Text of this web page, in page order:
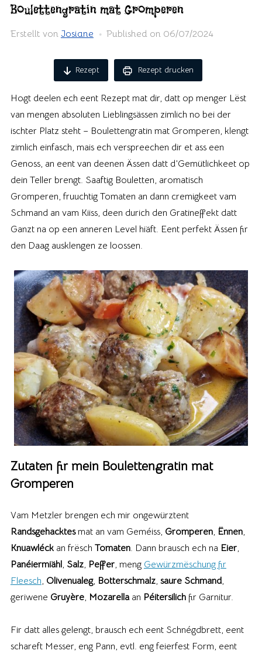
Boulettengratin mat Gromperen
Erstellt von Josiane Published on 06/07/2024
Rezept Rezept drucken
Hogt deelen ech eent Rezept mat dir, datt op menger Lëst
van mengen absoluten Lieblingsässen zimlich no bei der
ischter Platz steht – Boulettengratin mat Gromperen, klengt
zimlich einfasch, mais ech verspreechen dir et ass een
Genoss, an eent van deenen Ässen datt d’Gemütlichkeet op
dein Teller brengt. Saaftig Bouletten, aromatisch
Gromperen, fruuchtig Tomaten an dann cremigkeet vam
Schmand an vam Kiiss, deen durich den Gratineffekt datt
Ganzt na op een anneren Level hiäft. Eent perfekt Ässen fir
den Daag ausklengen ze loossen.
Zutaten fir mein Boulettengratin mat
Gromperen
Vam Metzler brengen ech mir ongewürztent
Randsgehacktesmat an vam Geméiss, Gromperen, Ënnen,
Knuawléckan frësch Tomaten. Dann brausch ech na Eier,
Panéiermiähl, Salz, Peffer, meng Gewürzmëschung fir
Fleesch, Olivenualeg, Botterschmalz, saure Schmand,
geriwene Gruyère, Mozarellaan Péitersilichfir Garnitur.
Fir datt alles gelengt, brausch ech eent Schnégdbrett, eent
schareft Messer, eng Pann, evtl. eng feierfest Form, eent